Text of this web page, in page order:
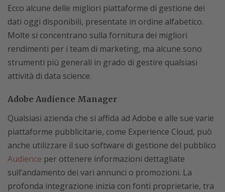
Ecco alcune delle migliori piattaforme di gestione dei
dati oggi disponibili, presentate in ordine alfabetico.
Molte si concentrano sulla fornitura dei migliori
rendimenti per i team di marketing, ma alcune sono
strumenti più generali in grado di gestire qualsiasi
attività di data science.
Adobe Audience Manager
Qualsiasi azienda che si affida ad Adobe e alle sue varie
piattaforme pubblicitarie, come Experience Cloud, può
anche utilizzare il suo software di gestione del pubblico
Audience per ottenere informazioni dettagliate
sull’andamento dei vari annunci o promozioni. La
profonda integrazione inizia con fonti proprietarie, tra